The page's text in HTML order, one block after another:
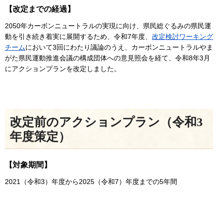
【改定までの経過】
2050年カーボンニュートラルの実現に向け、県民総ぐるみの県民運
動を引き続き着実に展開するため、令和7年度、 改定検討ワーキング
チームにおいて3回にわたり議論のうえ、カーボンニュートラルやま
がた県民運動推進会議の構成団体への意見照会を経て、令和8年3月
にアクションプランを改定しました。
改定前のアクションプラン（令和3
年度策定）
【対象期間】
2021（令和3）年度から2025（令和7）年度までの5年間